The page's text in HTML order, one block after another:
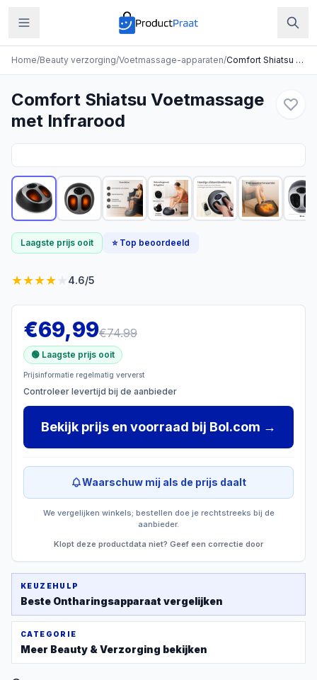
Home/Beauty verzorging/Voetmassage-apparaten/ Comfort Shiatsu Voetmassage met Infrarood
Comfort Shiatsu Voetmassage
met Infrarood
Laagste prijs ooit ⭐ Top beoordeeld
★★★★ 4.6/5
€69,99€74.99
🟢 Laagste prijs ooit
Prijsinformatie regelmatig ververst
Controleer levertijd bij de aanbieder
Bekijk prijs en voorraad bij Bol.com →
Waarschuw mij als de prijs daalt
We vergelijken winkels; bestellen doe je rechtstreeks bij de
aanbieder.
Klopt deze productdata niet? Geef een correctie door
KEUZEHULP
Beste Ontharingsapparaat vergelijken
CATEGORIE
Meer Beauty & Verzorging bekijken